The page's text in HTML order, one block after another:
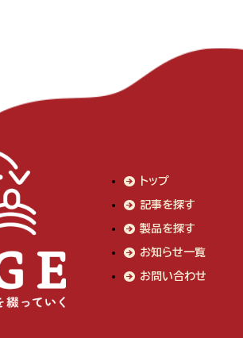
トップ
記事を探す
製品を探す
お知らせ一覧
お問い合わせ